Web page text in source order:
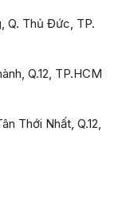
Q. Thủ Đức, TP.
Q.12, TP.HCM
Thới Nhất, Q.12,